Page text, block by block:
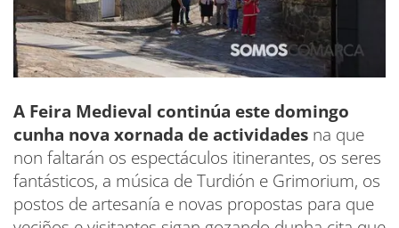
A Feira Medieval continúa este domingo
cunha nova xornada de actividades na que
non faltarán os espectáculos itinerantes, os seres
fantásticos, a música de Turdión e Grimorium, os
postos de artesanía e novas propostas para que